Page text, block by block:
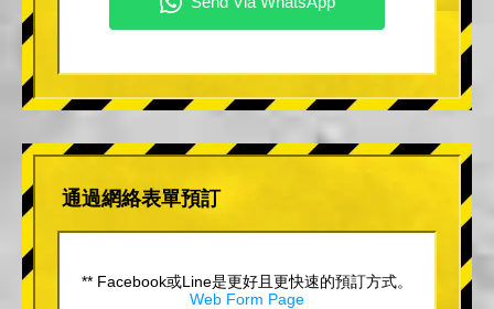
通過網絡表單預訂
** Facebook或Line是更好且更快速的預訂方式。
Web Form Page